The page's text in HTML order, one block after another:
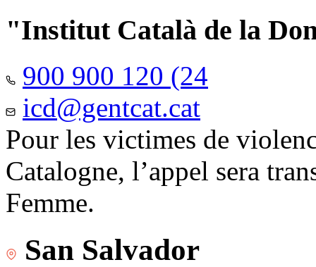
"Institut Català de la
900 900 120 (24
icd@gentcat.cat
Pour les victimes de
Catalogne, l’appel sera
Femme.
San Salvador